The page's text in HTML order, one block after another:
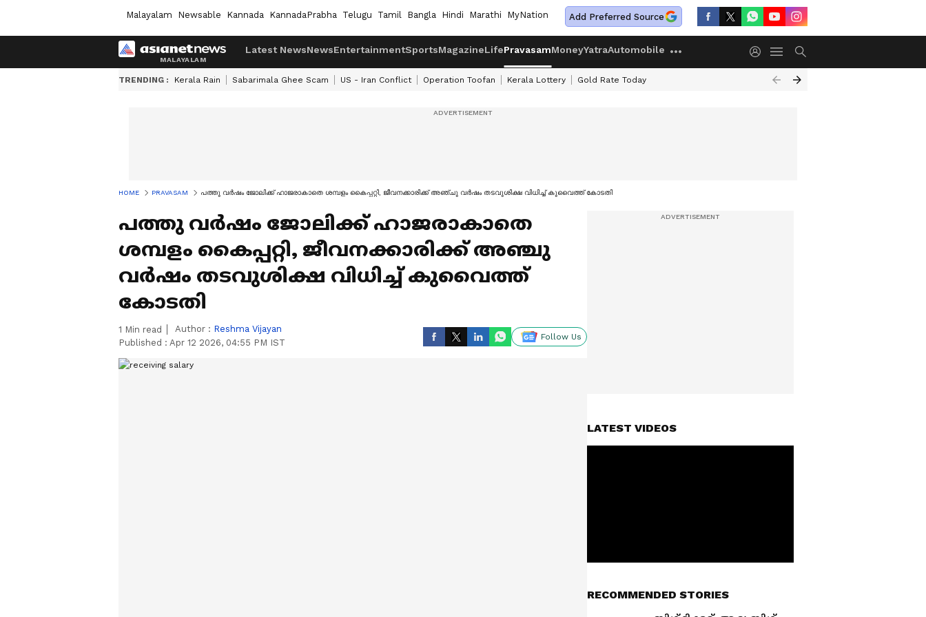
Malayalam Newsable Kannada KannadaPrabha Telugu Tamil Bangla Hindi Marathi MyNation Add Preferred Source
Latest NewsNewsEntertainmentSportsMagazineLifePravasamMoneyYatraAutomobile
TRENDING : Kerala Rain Sabarimala Ghee Scam US - Iran Conflict Operation Toofan Kerala Lottery Gold Rate Today
HOME PRAVASAM പത്തു വർഷം ജോലിക്ക് ഹാജരാകാതെ ശമ്പളം കൈപ്പറ്റി, ജീവനക്കാരിക്ക് അഞ്ചു വർഷം തടവുശിക്ഷ വിധിച്ച് കുവൈത്ത് കോടതി
പത്തു വർഷം ജോലിക്ക് ഹാജരാകാതെ
ശമ്പളം കൈപ്പറ്റി, ജീവനക്കാരിക്ക് അഞ്ചു
വർഷം തടവുശിക്ഷ വിധിച്ച് കുവൈത്ത്
കോടതി
1 Min read Author : Reshma Vijayan
Published : Apr 12 2026, 04:55 PM IST
Follow Us
LATEST VIDEOS
RECOMMENDED STORIES